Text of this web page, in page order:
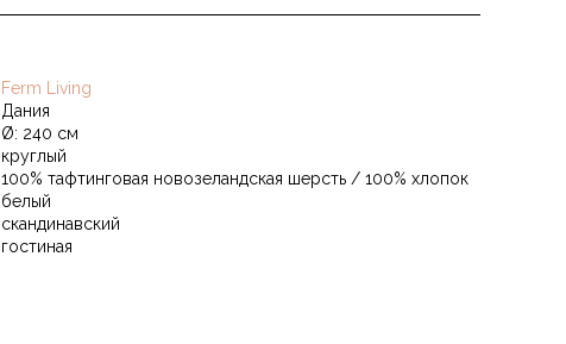
Ferm Living
Дания
Ø: 240 см
круглый
100% тафтинговая новозеландская шерсть / 100% хлопок
белый
скандинавский
гостиная